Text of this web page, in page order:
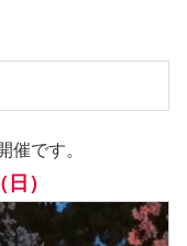
催です。
）